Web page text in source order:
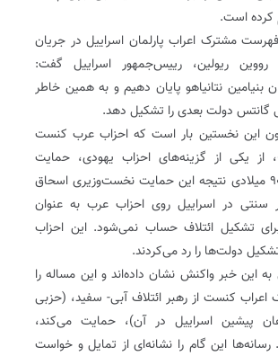
کرده است.
مشترک اعراب پارلمان اسراییل در جریان
رووین ریولین‌، رییس‌جمهور اسراییل گفت:
بنیامین نتانیاهو پایان دهیم و به همین خاطر
گانتس دولت بعدی را تشکیل دهد.
۱۹۹۲ تاکنون این نخستین بار است که احزاب عرب کنست
از یکی از گزینه‌های احزاب یهودی، حمایت
می‌کنند. در دهه ۹۰ میلادی نتیجه این حمایت نخست‌وزیری اسحاق
سنتی در اسراییل روی احزاب عرب به عنوان
تشکیل ائتلاف حساب نمی‌شود. این احزاب
دولت‌ها را رد می‌کردند.
به این خبر واکنش نشان داده‌اند و این مساله را
کنست از رهبر ائتلاف آبی- سفید، (حزبی
پیشین اسراییل در آن)، حمایت می‌کند،
رسانه‌ها این گام را نشانه‌ای از تمایل و خواست